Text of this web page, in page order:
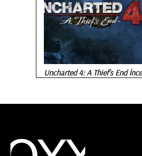
Uncharted 4: A Thief’s End